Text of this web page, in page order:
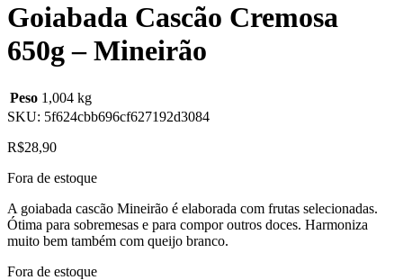
Goiabada Cascão Cremosa
650g – Mineirão
Peso 1,004 kg
SKU: 5f624cbb696cf627192d3084
R$28,90
Fora de estoque
A goiabada cascão Mineirão é elaborada com frutas selecionadas.
Ótima para sobremesas e para compor outros doces. Harmoniza
muito bem também com queijo branco.
Fora de estoque